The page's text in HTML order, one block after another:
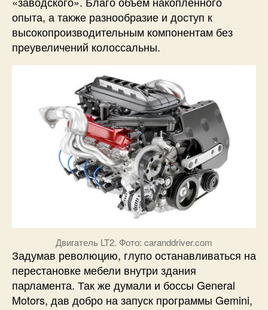
опыта, а также разнообразие и доступ к
высокопроизводительным компонентам без
преувеличений колоссальны.
Двигатель LT2. Фото: caranddriver.com
Задумав революцию, глупо останавливаться на
перестановке мебели внутри здания
парламента. Так же думали и боссы General
Motors, дав добро на запуск программы Gemini,